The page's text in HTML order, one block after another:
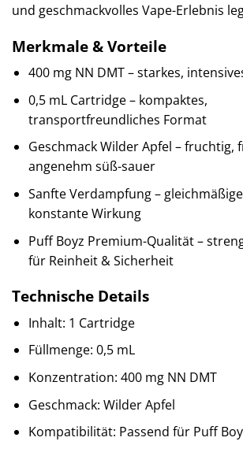
und geschmackvolles Vape-Erlebnis
Merkmale & Vorteile
400 mg NN DMT – starkes,
0,5 mL Cartridge – kompaktes,
transportfreundliches Format
Geschmack Wilder Apfel – fruchtig,
angenehm süß-sauer
Sanfte Verdampfung –
konstante Wirkung
Puff Boyz Premium-Qualität –
für Reinheit & Sicherheit
Technische Details
Inhalt: 1 Cartridge
Füllmenge: 0,5 mL
Konzentration: 400 mg NN DMT
Geschmack: Wilder Apfel
Kompatibilität: Passend für Puff